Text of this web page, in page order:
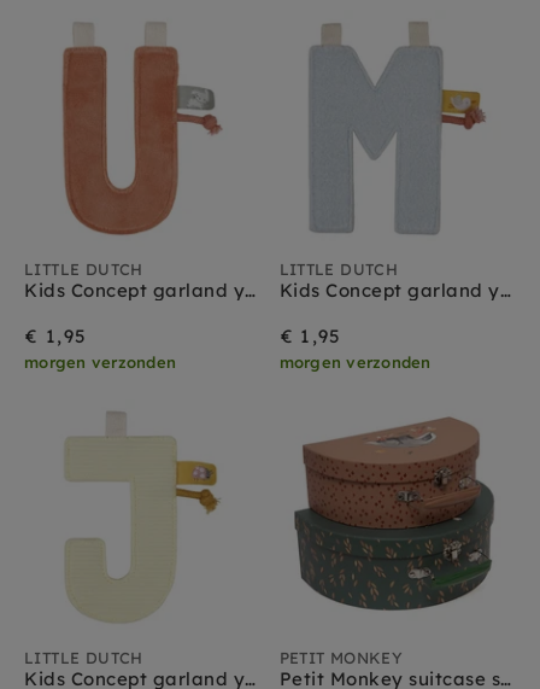
LITTLE DUTCH
Kids Concept garland yellow pink 290 cm
€ 1,95
morgen verzonden
LITTLE DUTCH
Kids Concept garland yellow pink 290 cm
€ 1,95
morgen verzonden
LITTLE DUTCH
Kids Concept garland yellow pink 290 cm
PETIT MONKEY
Petit Monkey suitcase set A day in the woods